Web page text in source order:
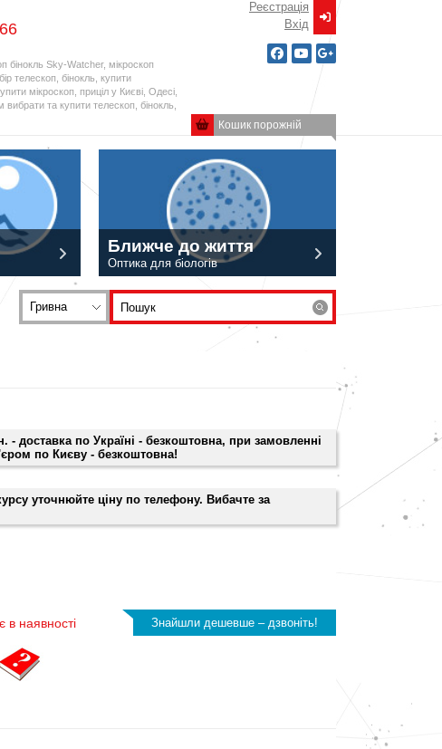
бінокль Sky-Watcher, мікроскоп
телескоп, бінокль, купити
мікроскоп, приціл у Києві, Одесі,
та купити телескоп, бінокль,
Реєстрація
Вxід
Кошик порожній
Ближче до життя
Оптика для біологів
Гривна
- доставка по Україні - безкоштовна, при замовленні
по Києву - безкоштовна!
уточнюйте ціну по телефону. Вибачте за
в наявності Знайшли дешевше – дзвоніть!